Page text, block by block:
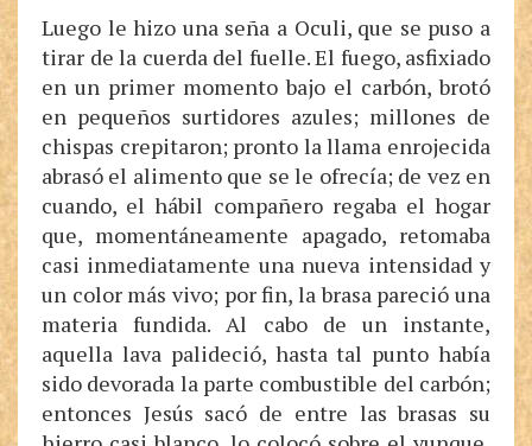
Luego le hizo una seña a Oculi, que se puso a
tirar de la cuerda del fuelle. El fuego, asfixiado
en un primer momento bajo el carbón, brotó
en pequeños surtidores azules; millones de
chispas crepitaron; pronto la llama enrojecida
abrasó el alimento que se le ofrecía; de vez en
cuando, el hábil compañero regaba el hogar
que, momentáneamente apagado, retomaba
casi inmediatamente una nueva intensidad y
un color más vivo; por fin, la brasa pareció una
materia fundida. Al cabo de un instante,
aquella lava palideció, hasta tal punto había
sido devorada la parte combustible del carbón;
entonces Jesús sacó de entre las brasas su